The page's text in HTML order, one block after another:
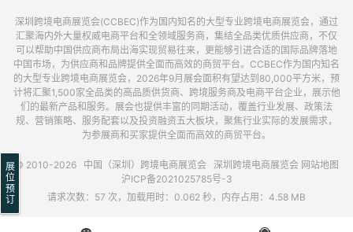
深圳跨境电商展览会(CCBEC)作为国内知名的大型专业跨境电商展览会，通过
汇聚海内外大量权威电商平台和全领域服务商，集结全品类优质供应商，不仅
可以帮助中国供应商布局出海实现贸易往来，更能够引进合适的国际品牌落地
中国市场，为供应商和品牌提供全面而高效的商贸平台。CCBEC作为国内知名
的大型专业跨境电商展览会，2026年9月展会面积有望达到80,000平方米，预
计将汇聚1,500家全品类的高品质供货商、跨境服务商及电商平台企业，展示他
们的最新产品和服务。展会也提供丰富的同期活动，覆盖行业发展、政策法
规、营销策略、服务配套以及投资融资五大板块，聚焦行业实际的发展需求，
为参展商和买家提供全面而高效的商贸平台。
© 2010-2026 中国（深圳）跨境电商展览会 深圳跨境电商展览会 网站地图
沪ICP备2021025785号-3
请求次数：57 次，加载用时：0.062 秒，内存占用：4.58 MB
展
位
预
订